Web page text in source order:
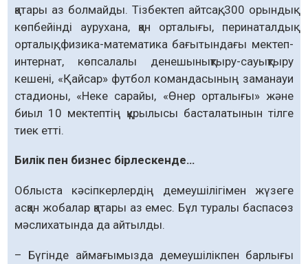
қатары аз бол­­майды. Тізбектеп айтсақ, 300 орын­дық
көпбейінді аурухана, қан орталығы, перина­талдық
орталық, физика-математика бағы­тын­дағы мектеп-
интернат, көпсалалы дене­шынық­тыру-сауықтыру
кешені, «Қайсар» фут­бол ко­мандасының заманауи
стадионы, «Неке сарайы, «Өнер орталығы» және
биыл 10 мек­тептің құрылысы басталатынын тілге
тиек етті.
Билік пен бизнес бірлескенде…
Облыста кәсіпкерлердің демеушілігімен жүзеге
асқан жобалар қатары аз емес. Бұл туралы баспасөз
мәслихатында да айтылды.
– Бүгінде аймағымызда демеушілікпен барлығы